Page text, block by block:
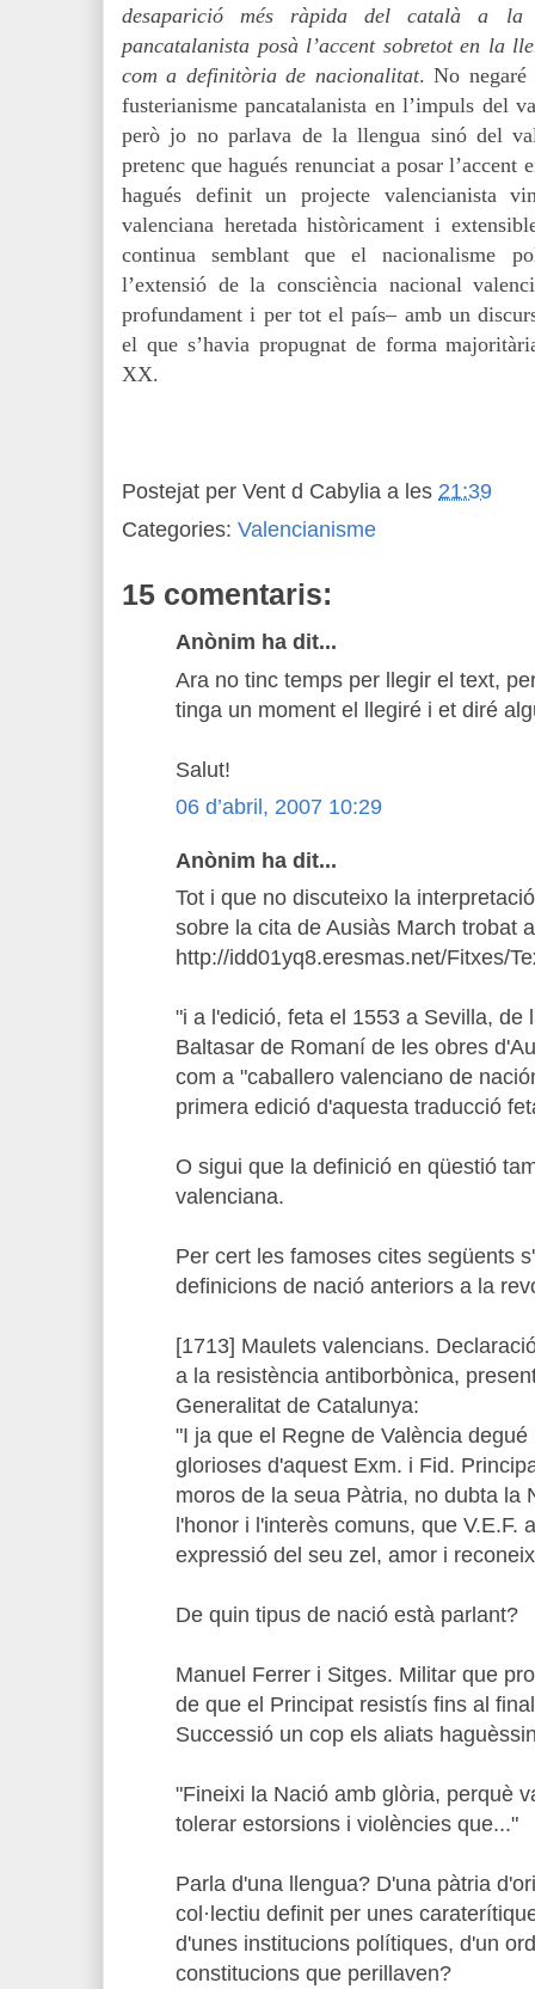
desaparició més ràpida del català a la
pancatalanista posà l’accent sobretot en la
com a definitòria de nacionalitat. No
fusterianisme pancatalanista en l’impuls del
però jo no parlava de la llengua sinó del
pretenc que hagués renunciat a posar
hagués definit un projecte valencianista
valenciana heretada històricament i
continua semblant que el nacionalisme
l’extensió de la consciència nacional
profundament i per tot el país– amb un
el que s’havia propugnat de forma
XX.
Postejat per Vent d Cabylia a les 21:39
Categories: Valencianisme
15 comentaris:
Anònim ha dit...
Ara no tinc temps per llegir el text,
tinga un moment el llegiré i et diré
Salut!
06 d’abril, 2007 10:29
Anònim ha dit...
Tot i que no discuteixo la
sobre la cita de Ausiàs March trobat a
http://idd01yq8.eresmas.net/Fitxes/
"i a l'edició, feta el 1553 a Sevilla, de
Baltasar de Romaní de les obres
com a "caballero valenciano de
primera edició d'aquesta traducció
O sigui que la definició en qüestió
valenciana.
Per cert les famoses cites següents
definicions de nació anteriors a la
[1713] Maulets valencians.
a la resistència antiborbònica,
Generalitat de Catalunya:
"I ja que el Regne de València
glorioses d'aquest Exm. i Fid.
moros de la seua Pàtria, no dubta la
l'honor i l'interès comuns, que V.E.F.
expressió del seu zel, amor i
De quin tipus de nació està parlant?
Manuel Ferrer i Sitges. Militar que
de que el Principat resistís fins al
Successió un cop els aliats
"Fineixi la Nació amb glòria, perquè
tolerar estorsions i violències que..."
Parla d'una llengua? D'una pàtria
col·lectiu definit per unes
d'unes institucions polítiques, d'un
constitucions que perillaven?